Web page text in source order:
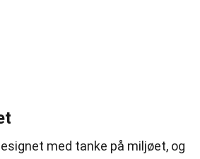
med tanke på miljøet, og